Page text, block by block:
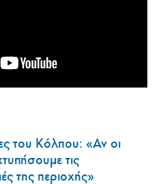
του Κόλπου: «Αν οι
τις
της περιοχής»